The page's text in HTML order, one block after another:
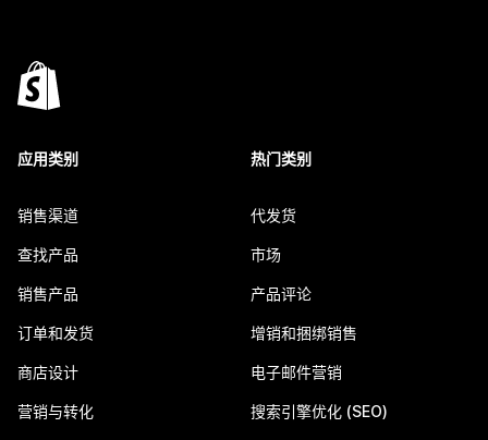
应用类别
销售渠道
查找产品
销售产品
订单和发货
商店设计
营销与转化
热门类别
代发货
市场
产品评论
增销和捆绑销售
电子邮件营销
搜索引擎优化 (SEO)